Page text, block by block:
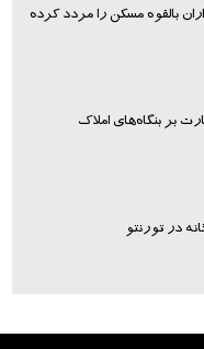
بالقوه مسکن را مردد کرده
بر بنگاه‌های املاک